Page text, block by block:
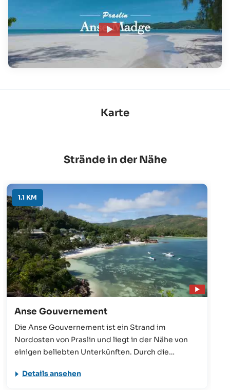
Karte
Strände in der Nähe
1.1 KM
Anse Gouvernement
Die Anse Gouvernement ist ein Strand im
Nordosten von Praslin und liegt in der Nähe von
einigen beliebten Unterkünften. Durch die
eignet sich ideal für viele Aktivitäten, wie
Details ansehen